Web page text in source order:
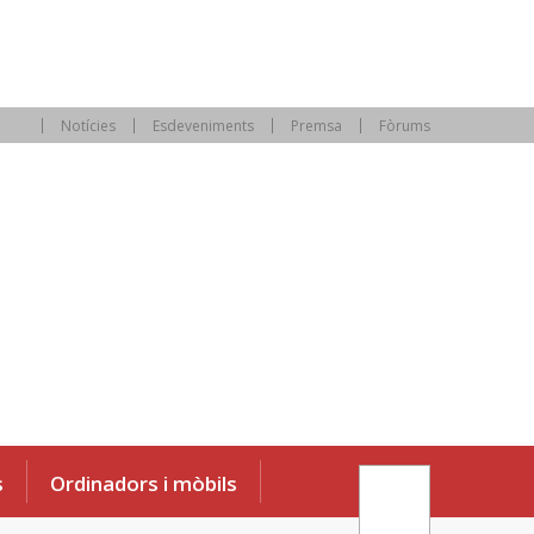
Notícies Esdeveniments Premsa Fòrums
Ordinadors i mòbils